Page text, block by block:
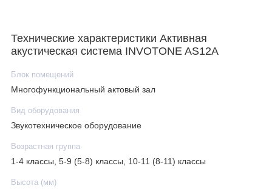
Технические характеристики Активная
акустическая система INVOTONE AS12A
Блок помещений
Многофункциональный актовый зал
Вид оборудования
Звукотехническое оборудование
Возрастная группа
1-4 классы, 5-9 (5-8) классы, 10-11 (8-11) классы
Высота (мм)